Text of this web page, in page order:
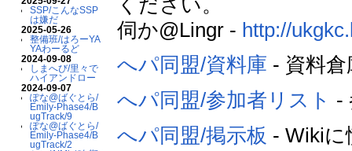
SSP/こんなSSP
は嫌だ
2025-05-26
整備班/はろーYA
YAわーるど
2024-09-08
しまへび/里々で
ハイアンドロー
2024-09-07
ぽな@ばぐとら/
Emily-Phase4/B
ugTrack/9
ぽな@ばぐとら/
Emily-Phase4/B
ugTrack/2
伺か@Lingr - http://
へパ同盟/資料庫 - 資料
へパ同盟/参加者リスト -
へパ同盟/掲示板 - Wikiに